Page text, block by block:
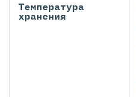
Температура
хранения